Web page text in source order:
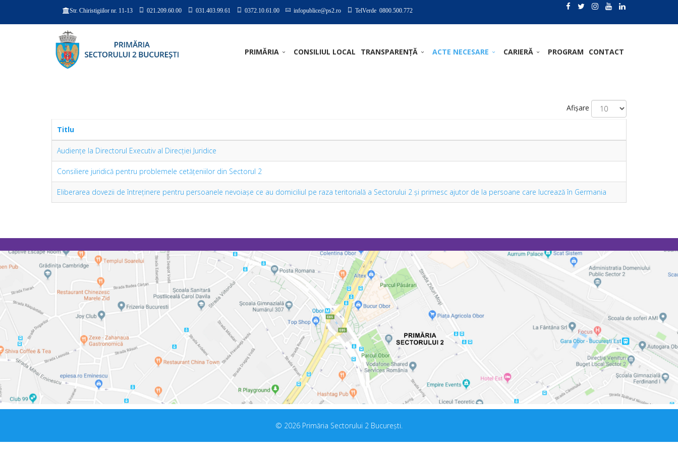
Str. Chiristigiilor nr. 11-13 021.209.60.00 031.403.99.61 0372.10.61.00 infopublice@ps2.ro TelVerde 0800.500.772
PRIMĂRIA CONSILIUL LOCAL TRANSPARENȚĂ ACTE NECESARE CARIERĂ PROGRAM CONTACT
Afișare
Titlu
Audienţe la Directorul Executiv al Direcţiei Juridice
Consiliere juridică pentru problemele cetăţeniilor din Sectorul 2
Eliberarea dovezii de întreţinere pentru persoanele nevoiaşe ce au domiciliul pe raza teritorială a Sectorului 2 şi primesc ajutor de la persoane care lucrează în Germania
© 2026 Primăria Sectorului 2 București.